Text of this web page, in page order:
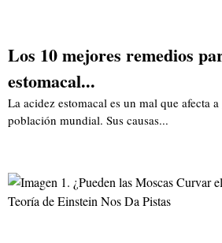
Los 10 mejores remedios
estomacal...
La acidez estomacal es un mal que afecta
población mundial. Sus causas...